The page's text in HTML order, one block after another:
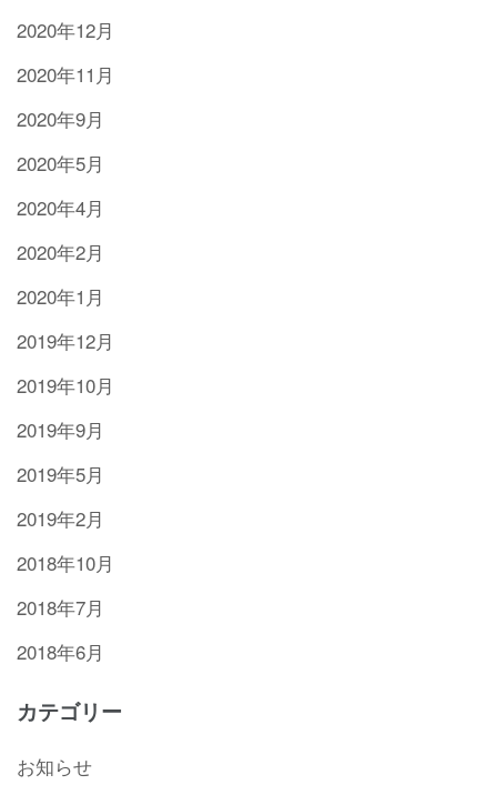
2020年12月
2020年11月
2020年9月
2020年5月
2020年4月
2020年2月
2020年1月
2019年12月
2019年10月
2019年9月
2019年5月
2019年2月
2018年10月
2018年7月
2018年6月
カテゴリー
お知らせ